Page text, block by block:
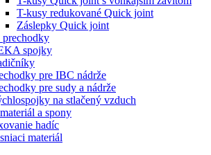
T-kusy redukované Quick joint
Záslepky Quick joint
prechodky
spojky
pre IBC nádrže
pre sudy a nádrže
na stlačený vzduch
a spony
hadíc
materiál